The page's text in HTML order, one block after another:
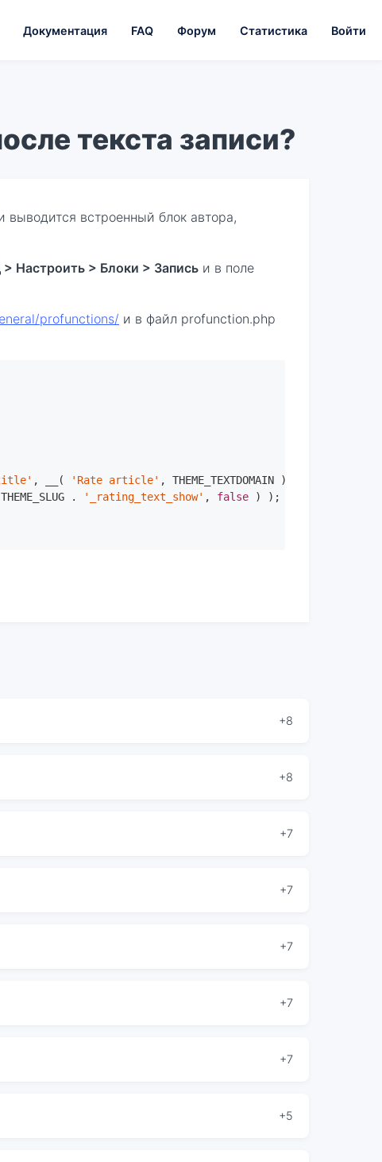
Документация FAQ Форум Статистика Войти
текста записи?
встроенный блок автора,
Настроить > Блоки > Запись и в поле
profunctions/ и в файл profunction.php
, __( 'Rate article' , THEME_TEXTDOMAIN ) ) .
. '_rating_text_show' , false ) );
+8
+8
+7
+7
+7
+7
+7
+5